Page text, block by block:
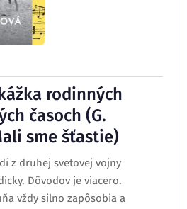
rodinných
časoch (G.
sme šťastie)
z druhej svetovej vojny
Dôvodov je viacero.
vždy silno zapôsobia a